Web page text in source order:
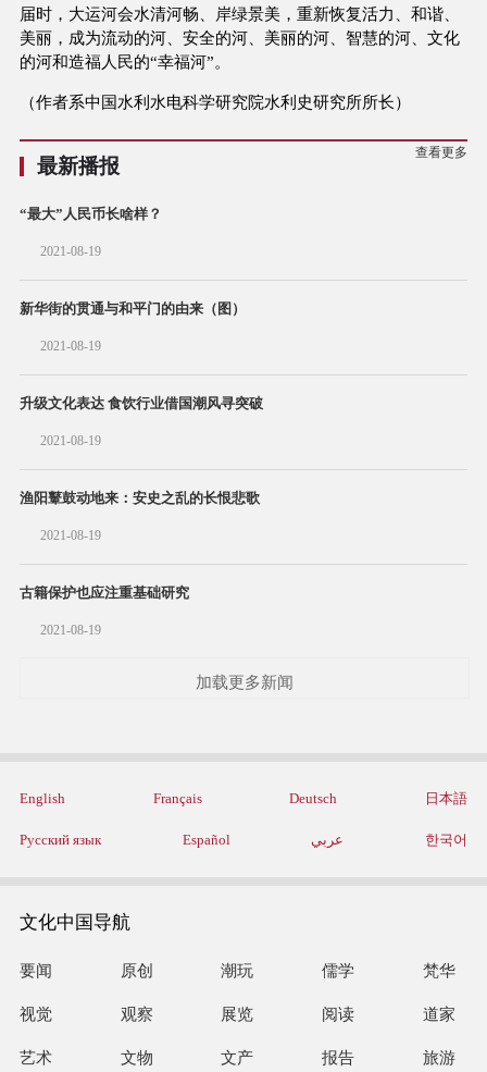
届时，大运河会水清河畅、岸绿景美，重新恢复活力、和谐、
美丽，成为流动的河、安全的河、美丽的河、智慧的河、文化
的河和造福人民的“幸福河”。
（作者系中国水利水电科学研究院水利史研究所所长）
最新播报
查看更多
“最大”人民币长啥样？
2021-08-19
新华街的贯通与和平门的由来（图）
2021-08-19
升级文化表达 食饮行业借国潮风寻突破
2021-08-19
渔阳鼙鼓动地来：安史之乱的长恨悲歌
2021-08-19
古籍保护也应注重基础研究
2021-08-19
加载更多新闻
English Français Deutsch 日本語
Русский язык Español عربي 한국어
文化中国导航
要闻 原创 潮玩 儒学 梵华
视觉 观察 展览 阅读 道家
艺术 文物 文产 报告 旅游